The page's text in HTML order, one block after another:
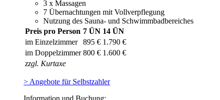
3 x Massagen
7 Übernachtungen mit Vollverpflegung
Nutzung des Sauna- und Schwimmbadbereiches
Preis pro Person 7 ÜN 14 ÜN
im Einzelzimmer
895 € 1.790 €
im Doppelzimmer 800 € 1.600 €
zzgl. Kurtaxe
> Angebote für Selbstzahler
Information und Buchung: